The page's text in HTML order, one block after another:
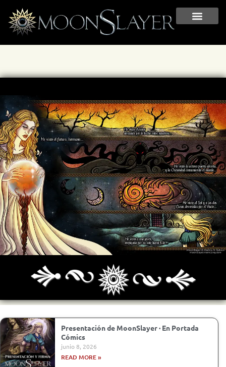
Presentación de MoonSlayer · En Portada
Cómics
junio 8, 2026
READ MORE »